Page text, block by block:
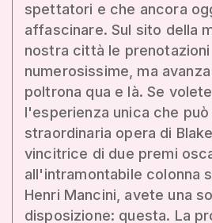
spettatori e che ancora
affascinare. Sul sito della
nostra città le prenotazioni
numerosissime, ma
poltrona qua e là. Se
l'esperienza unica che
straordinaria opera di
vincitrice di due premi
all'intramontabile colonna
Henri Mancini, avete una
disposizione: questa. La